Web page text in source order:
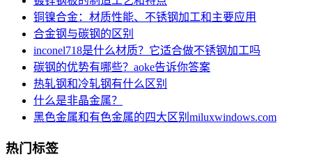
铜镍合金：材质性能、不锈钢加工和主要应用
合金钢与碳钢的区别
inconel718是什么材质？它适合做不锈钢加工吗
碳钢的优势有哪些？aoke告诉你答案
热轧钢和冷轧钢有什么区别
什么是非晶金属？
黑色金属和有色金属的四大区别miluxwindows.com
热门标签